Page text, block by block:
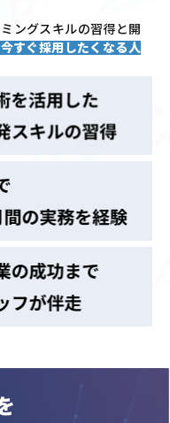
ングスキルの習得と開
すぐ採用したくなる人